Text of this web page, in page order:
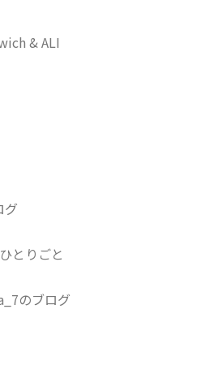
& ALI
グ
とりごと
のブログ